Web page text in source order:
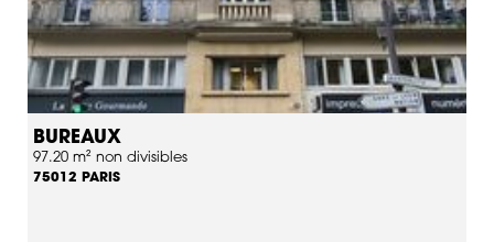
BUREAUX
97.20 m² non divisibles
75012 PARIS